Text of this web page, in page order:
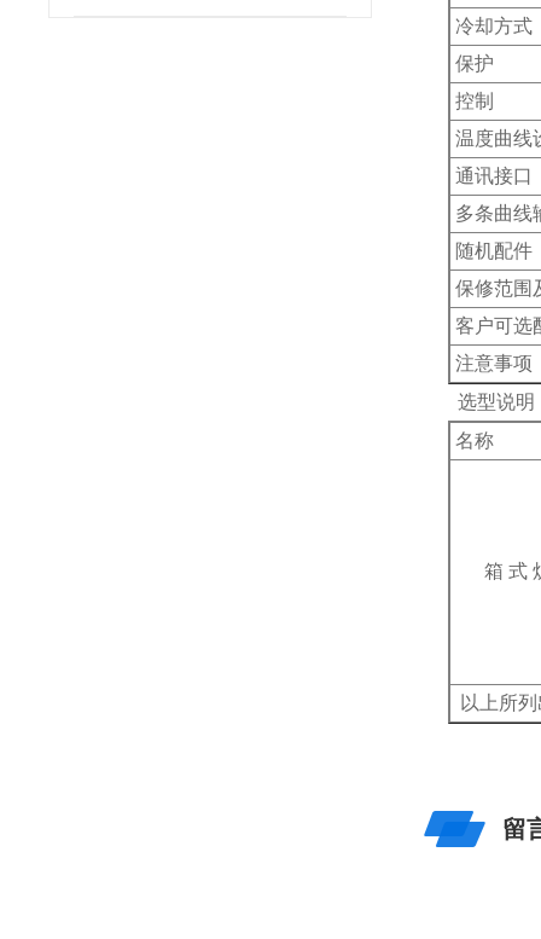
冷却方式
保护
控制
温度曲线
通讯接口
多条曲线
随机配件
保修范围
客户可选
注意事项
选型说明
名称
箱 式
以上所
留